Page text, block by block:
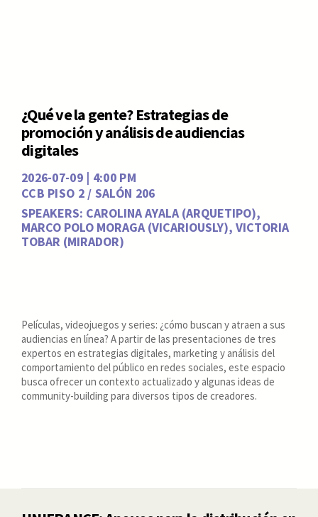
¿Qué ve la gente? Estrategias de
promoción y análisis de audiencias
digitales
2026-07-09 | 4:00 PM
CCB PISO 2 / SALÓN 206
SPEAKERS: CAROLINA AYALA (ARQUETIPO),
MARCO POLO MORAGA (VICARIOUSLY), VICTORIA
TOBAR (MIRADOR)
Películas, videojuegos y series: ¿cómo buscan y atraen a sus
audiencias en línea? A partir de las presentaciones de tres
expertos en estrategias digitales, marketing y análisis del
comportamiento del público en redes sociales, este espacio
busca ofrecer un contexto actualizado y algunas ideas de
community-building para diversos tipos de creadores.